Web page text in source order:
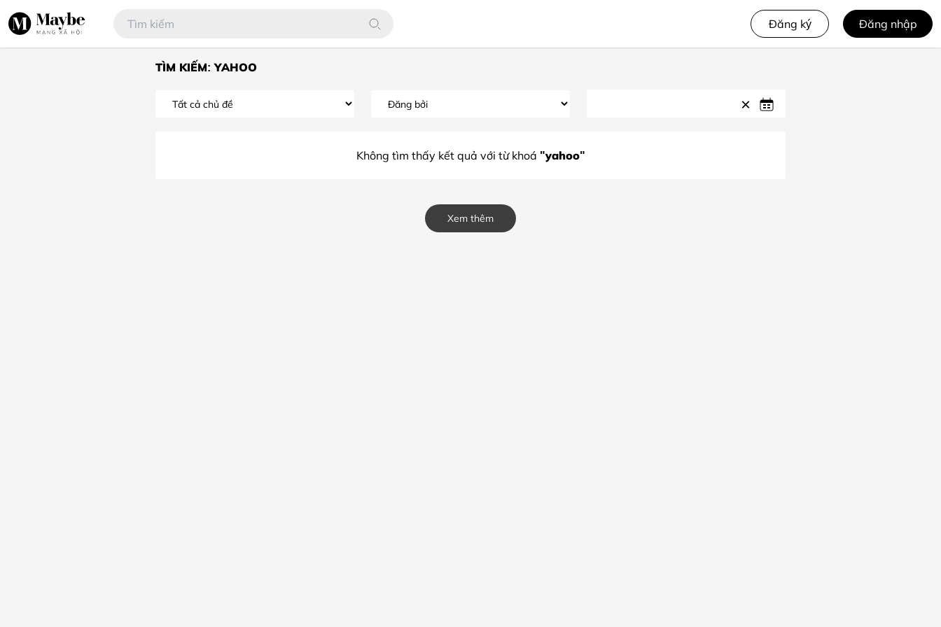
Đăng ký Đăng nhập
TÌM KIẾM: YAHOO
Không tìm thấy kết quả với từ khoá "yahoo"
Xem thêm